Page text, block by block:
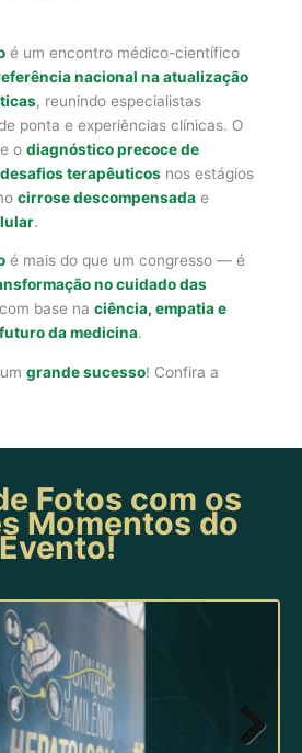
é um encontro médico-científico
nacional na atualização
, reunindo especialistas
ponta e experiências clínicas. O
o diagnóstico precoce de
desafios terapêuticos nos estágios
cirrose descompensada e
.
é mais do que um congresso — é
no cuidado das
base na ciência, empatia e
da medicina.
grande sucesso! Confira a
Fotos com os
Momentos do
Evento!